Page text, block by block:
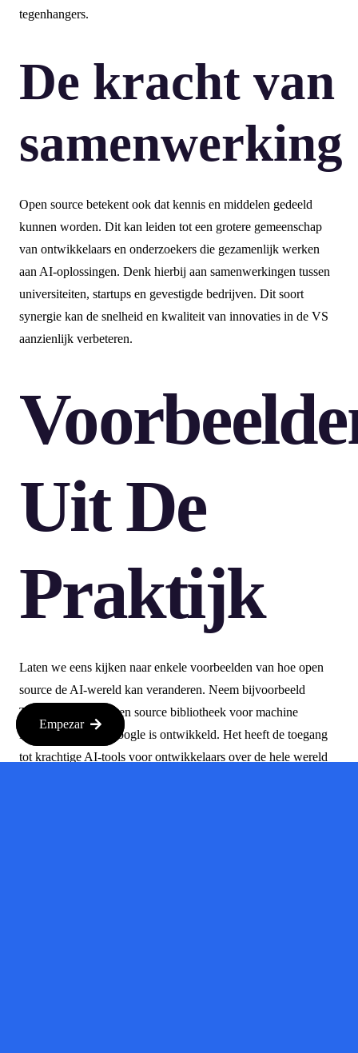
tegenhangers.
De kracht van
samenwerking
Open source betekent ook dat kennis en middelen gedeeld
kunnen worden. Dit kan leiden tot een grotere gemeenschap
van ontwikkelaars en onderzoekers die gezamenlijk werken
aan AI-oplossingen. Denk hierbij aan samenwerkingen tussen
universiteiten, startups en gevestigde bedrijven. Dit soort
synergie kan de snelheid en kwaliteit van innovaties in de VS
aanzienlijk verbeteren.
Uit De
Praktijk
Laten we eens kijken naar enkele voorbeelden van hoe open
source de AI-wereld kan veranderen. Neem bijvoorbeeld
TensorFlow, een open source bibliotheek voor machine
learning die door Google is ontwikkeld. Het heeft de toegang
tot krachtige AI-tools voor ontwikkelaars over de hele wereld
Empezar